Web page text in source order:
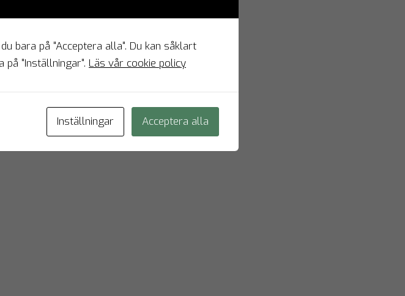
bara på "Acceptera alla". Du kan såklart
"Inställningar". Läs vår cookie policy
Inställningar Acceptera alla